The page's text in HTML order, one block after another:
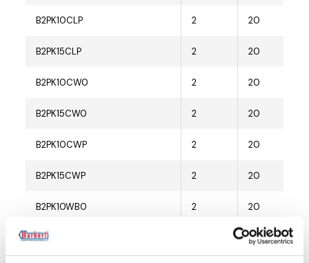
B2PK10CLP 2 20
B2PK15CLP 2 20
B2PK10CW0 2 20
B2PK15CW0 2 20
B2PK10CWP 2 20
B2PK15CWP 2 20
B2PK10WB0 2 20
B2PK15WB0 20